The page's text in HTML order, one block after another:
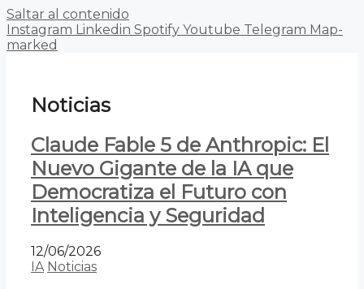
Saltar al contenido
Instagram Linkedin Spotify Youtube Telegram Map-
marked
Noticias
Claude Fable 5 de Anthropic: El
Nuevo Gigante de la IA que
Democratiza el Futuro con
Inteligencia y Seguridad
12/06/2026
IA Noticias